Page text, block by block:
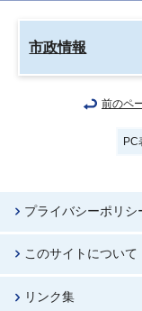
市政情報
前のペ
PC
プライバシーポリシ
このサイトについて
リンク集